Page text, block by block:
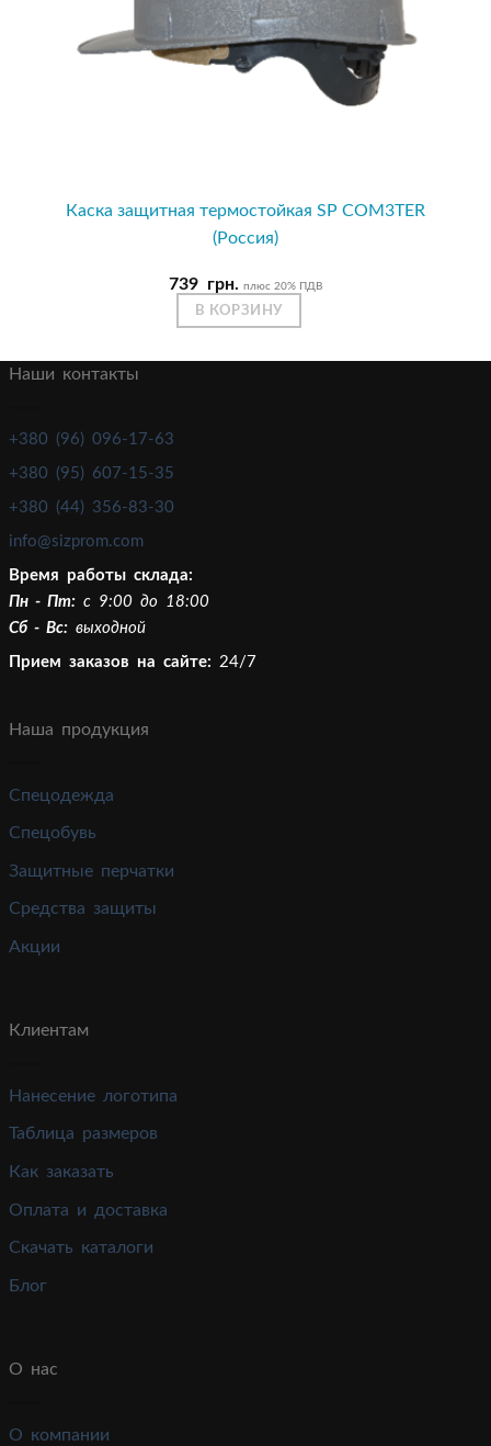
Каска защитная термостойкая SP COM3TER
(Россия)
739 грн. плюс 20% ПДВ
В КОРЗИНУ
Наши контакты
+380 (96) 096-17-63
+380 (95) 607-15-35
+380 (44) 356-83-30
info@sizprom.com
Время работы склада:
Пн - Пт: c 9:00 до 18:00
Сб - Вс: выходной
Прием заказов на сайте: 24/7
Наша продукция
Спецодежда
Спецобувь
Защитные перчатки
Средства защиты
Акции
Клиентам
Нанесение логотипа
Таблица размеров
Как заказать
Оплата и доставка
Скачать каталоги
Блог
О нас
О компании